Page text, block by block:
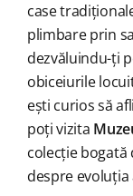
case
plimbare prin
dezvăluindu-ți
obiceiurile
ești curios să
poți vizita
colecție
despre evoluția